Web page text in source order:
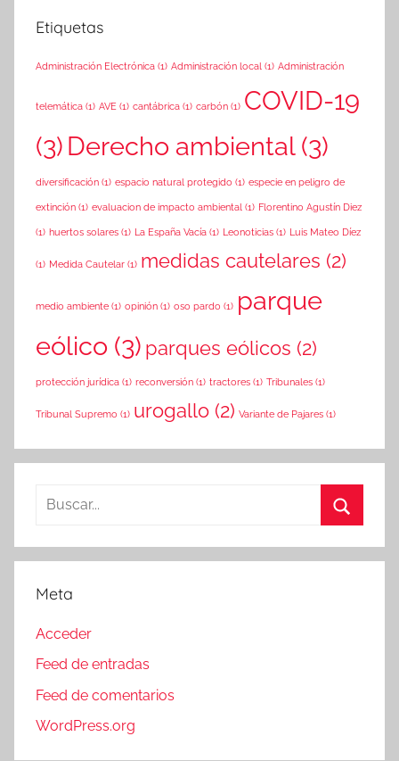
Etiquetas
Administración Electrónica (1) Administración local (1) Administración
telemática (1) AVE (1) cantábrica (1) carbón (1) COVID-19
(3) Derecho ambiental(3)
diversificación (1) espacio natural protegido (1) especie en peligro de
extinción (1) evaluacion de impacto ambiental (1) Florentino Agustín Diez
(1) huertos solares (1) La España Vacía (1) Leonoticias (1) Luis Mateo Díez
(1) Medida Cautelar (1) medidas cautelares (2)
medio ambiente (1) opinión (1) oso pardo (1) parque
eólico (3) parques eólicos (2)
protección jurídica (1) reconversión (1) tractores (1) Tribunales (1)
Tribunal Supremo (1) urogallo (2) Variante de Pajares (1)
Buscar:
Meta
Acceder
Feed de entradas
Feed de comentarios
WordPress.org